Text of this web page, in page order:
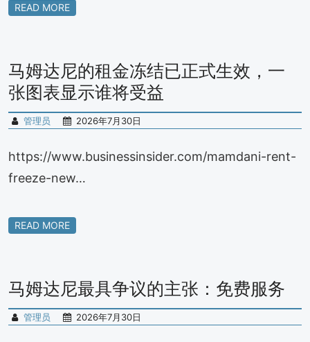
READ MORE
马姆达尼的租金冻结已正式生效，一
张图表显示谁将受益
管理员 2026年7月30日
https://www.businessinsider.com/mamdani-rent-
freeze-new…
READ MORE
马姆达尼最具争议的主张：免费服务
管理员 2026年7月30日